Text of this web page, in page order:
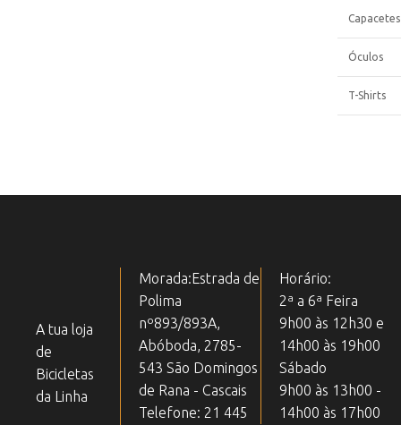
Capacetes
Óculos
T-Shirts
A tua loja
de
Bicicletas
da Linha
Horário:
2ª a 6ª Feira
9h00 às 12h30 e
14h00 às 19h00
Sábado
9h00 às 13h00 -
14h00 às 17h00
Morada:Estrada de
Polima
nº893/893A,
Abóboda, 2785-
543 São Domingos
de Rana - Cascais
Telefone: 21 445